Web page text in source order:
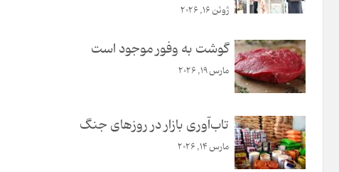
ژوئن 16, 2026
گوشت به وفور موجود است
مارس 19, 2026
تاب‌آوری بازار در روزهای جنگ
مارس 14, 2026